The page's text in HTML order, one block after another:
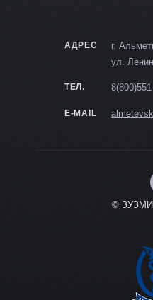
АДРЕС
г.
ул.
ТЕЛ.
E-MAIL
©